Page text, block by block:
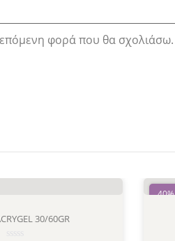
φορά που θα σχολιάσω.
30/60GR
40%